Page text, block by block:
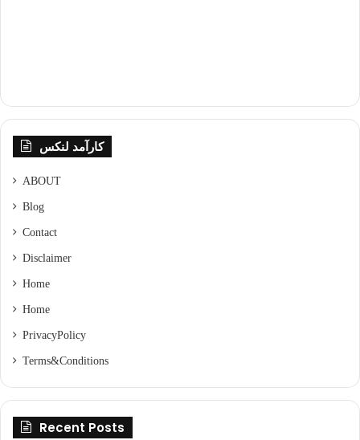
کارآمد لنکس
ABOUT
Blog
Contact
Disclaimer
Home
Home
Privacy Policy
Terms & Conditions
Recent Posts